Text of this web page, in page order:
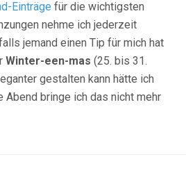
Einträge für die wichtigsten
nehme ich jederzeit
jemand einen Tip für mich hat
Winter-een-mas (25. bis 31.
gestalten kann hätte ich
Abend bringe ich das nicht mehr